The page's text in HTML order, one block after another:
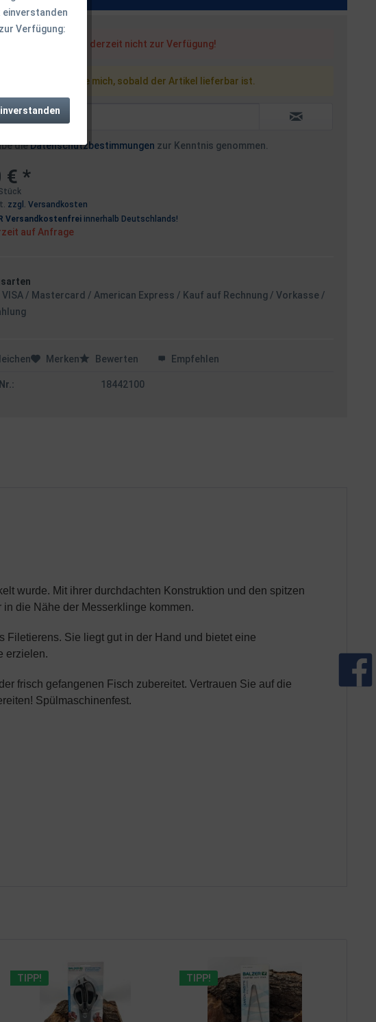
Dieser Artikel steht derzeit nicht zur Verfügung!
Benachrichtigen Sie mich, sobald der Artikel lieferbar ist.
dieDatenschutzbestimmungen zur Kenntnis genommen.
€ *
zzgl. Versandkosten
Versandkostenfrei innerhalb Deutschlands!
auf Anfrage
VISA / Mastercard / American Express / Kauf auf Rechnung / Vorkasse /
Merken Bewerten Empfehlen
18442100
wurde. Mit ihrer durchdachten Konstruktion und den spitzen
die Nähe der Messerklinge kommen.
Filetierens. Sie liegt gut in der Hand und bietet eine
erzielen.
frisch gefangenen Fisch zubereitet. Vertrauen Sie auf die
Spülmaschinenfest.
TIPP! TIPP!
einverstanden
Verfügung: